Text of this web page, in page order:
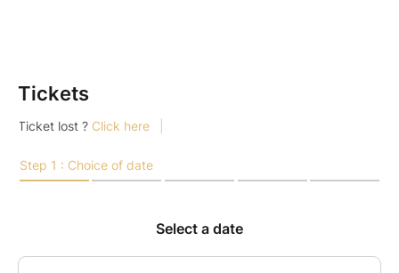
Tickets